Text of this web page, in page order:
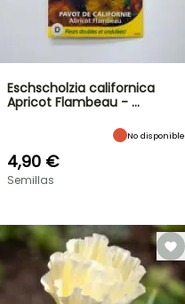
Eschscholzia californica
Apricot Flambeau - …
No disponible
4,90 €
Semillas